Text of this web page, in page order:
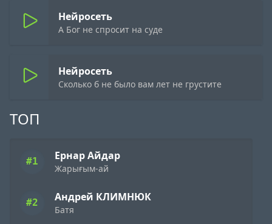
ТОП
#1 Ернар Айдар
Жарығым-ай
#2 Андрей КЛИМНЮК
Батя
Нейросеть
А Бог не спросит на суде
Нейросеть
Сколько б не было вам лет не грустите